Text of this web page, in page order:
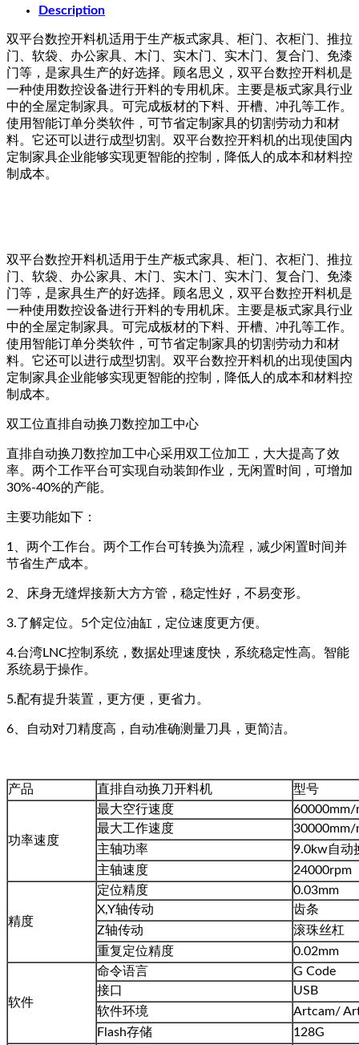
Description
双平台数控开料机适用于生产板式家具、柜门、衣柜门、推拉
门、软袋、办公家具、木门、实木门、实木门、复合门、免漆
门等，是家具生产的好选择。顾名思义，双平台数控开料机是
一种使用数控设备进行开料的专用机床。主要是板式家具行业
中的全屋定制家具。可完成板材的下料、开槽、冲孔等工作。
使用智能订单分类软件，可节省定制家具的切割劳动力和材
料。它还可以进行成型切割。双平台数控开料机的出现使国内
定制家具企业能够实现更智能的控制，降低人的成本和材料控
制成本。
双平台数控开料机适用于生产板式家具、柜门、衣柜门、推拉
门、软袋、办公家具、木门、实木门、实木门、复合门、免漆
门等，是家具生产的好选择。顾名思义，双平台数控开料机是
一种使用数控设备进行开料的专用机床。主要是板式家具行业
中的全屋定制家具。可完成板材的下料、开槽、冲孔等工作。
使用智能订单分类软件，可节省定制家具的切割劳动力和材
料。它还可以进行成型切割。双平台数控开料机的出现使国内
定制家具企业能够实现更智能的控制，降低人的成本和材料控
制成本。
双工位直排自动换刀数控加工中心
直排自动换刀数控加工中心采用双工位加工，大大提高了效
率。两个工作平台可实现自动装卸作业，无闲置时间，可增加
30%-40%的产能。
主要功能如下：
1、两个工作台。两个工作台可转换为流程，减少闲置时间并
节省生产成本。
2、床身无缝焊接新大方方管，稳定性好，不易变形。
3.了解定位。5个定位油缸，定位速度更方便。
4.台湾LNC控制系统，数据处理速度快，系统稳定性高。智能
系统易于操作。
5.配有提升装置，更方便，更省力。
6、自动对刀精度高，自动准确测量刀具，更简洁。
产品 直排自动换刀开料机 型号
功率速度
最大空行速度
60000mm/
最大工作速度
30000mm/
主轴功率
9.0kw自动
主轴速度
24000rpm
精度
定位精度
0.03mm
X,Y轴传动
齿条
Z轴传动
滚珠丝杠
重复定位精度
0.02mm
软件
命令语言
G Code
接口
USB
软件环境
Artcam/
Flash存储
128G